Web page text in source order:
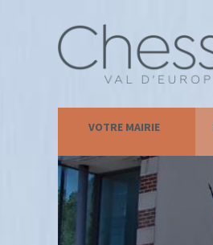
VOTRE MAIRIE